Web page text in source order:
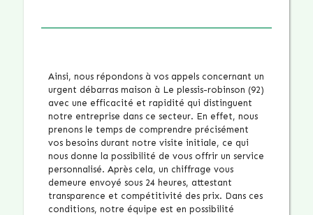
Ainsi, nous répondons à vos appels concernant un
urgent débarras maison à Le plessis-robinson (92)
avec une efficacité et rapidité qui distinguent
notre entreprise dans ce secteur. En effet, nous
prenons le temps de comprendre précisément
vos besoins durant notre visite initiale, ce qui
nous donne la possibilité de vous offrir un service
personnalisé. Après cela, un chiffrage vous
demeure envoyé sous 24 heures, attestant
transparence et compétitivité des prix. Dans ces
conditions, notre équipe est en possibilité